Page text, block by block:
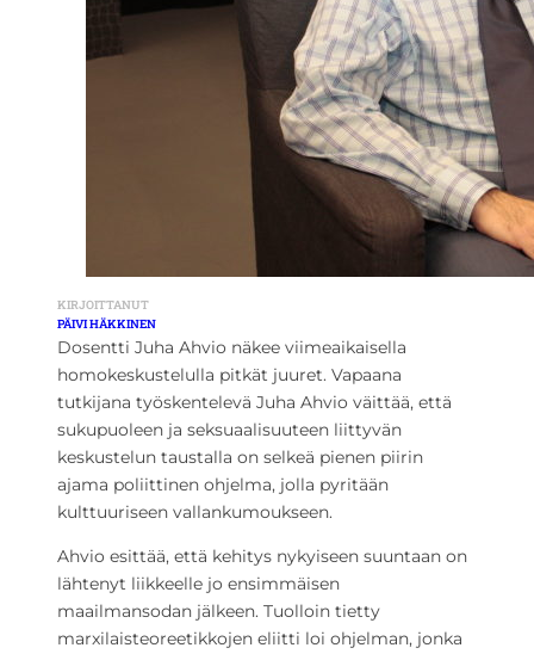
KIRJOITTANUT
PÄIVI HÄKKINEN
Dosentti Juha Ahvio näkee viimeaikaisella
homokeskustelulla pitkät juuret. Vapaana
tutkijana työskentelevä Juha Ahvio väittää, että
sukupuoleen ja seksuaalisuuteen liittyvän
keskustelun taustalla on selkeä pienen piirin
ajama poliittinen ohjelma, jolla pyritään
kulttuuriseen vallankumoukseen.
Ahvio esittää, että kehitys nykyiseen suuntaan on
lähtenyt liikkeelle jo ensimmäisen
maailmansodan jälkeen. Tuolloin tietty
marxilaisteoreetikkojen eliitti loi ohjelman, jonka